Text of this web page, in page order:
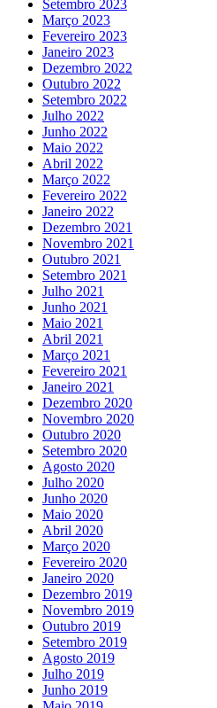
Setembro 2023
Março 2023
Fevereiro 2023
Janeiro 2023
Dezembro 2022
Outubro 2022
Setembro 2022
Julho 2022
Junho 2022
Maio 2022
Abril 2022
Março 2022
Fevereiro 2022
Janeiro 2022
Dezembro 2021
Novembro 2021
Outubro 2021
Setembro 2021
Julho 2021
Junho 2021
Maio 2021
Abril 2021
Março 2021
Fevereiro 2021
Janeiro 2021
Dezembro 2020
Novembro 2020
Outubro 2020
Setembro 2020
Agosto 2020
Julho 2020
Junho 2020
Maio 2020
Abril 2020
Março 2020
Fevereiro 2020
Janeiro 2020
Dezembro 2019
Novembro 2019
Outubro 2019
Setembro 2019
Agosto 2019
Julho 2019
Junho 2019